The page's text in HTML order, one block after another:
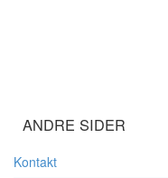
ANDRE SIDER
Kontakt